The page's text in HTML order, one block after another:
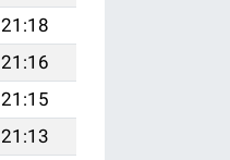
21:18
21:16
21:15
21:13